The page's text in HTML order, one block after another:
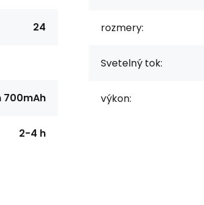
24
700mAh
2-4 h
rozmery:
Svetelný tok:
výkon: